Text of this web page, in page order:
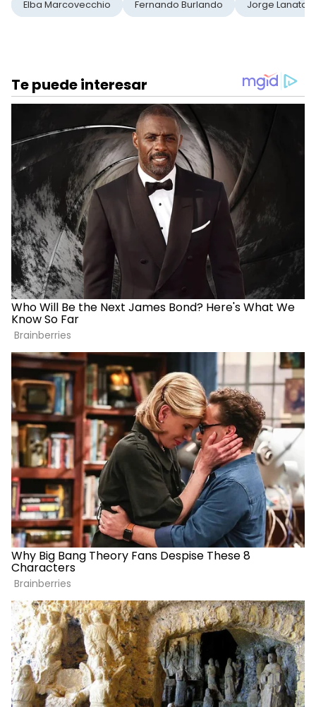
Elba Marcovecchio Fernando Burlando Jorge Lanata